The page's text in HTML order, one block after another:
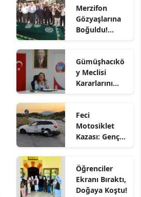
Burdur
Bursa
Çankırı
Denizli
Diyarbakır
Elazığ
Hayatını
Kaybetti
Merzifon
Gözyaşlarına
Boğuldu!
Son
Yolculuğuna
Uğurlandı
Gümüşhacıkö
y Meclisi
Kararlarını
Feci
Motosiklet
Kazası: Genç
Kaybetti
Öğrenciler
Ekranı Bıraktı,
Doğaya Koştu!